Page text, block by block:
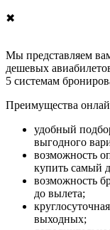
✖
Мы представляем
дешевых
5 системам
Преимущества
удобный
выгодного
возможность
купить самый
возможность
до вылета;
выходных;